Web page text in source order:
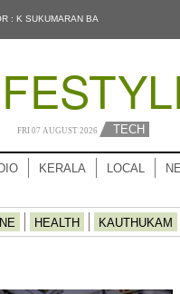
: K SUKUMARAN BA
FRI 07 AUGUST 2026 TECH
KERALA LOCAL
HEALTH KAUTHUKAM